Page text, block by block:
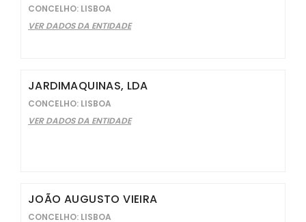
CONCELHO: LISBOA
VER DADOS DA ENTIDADE
JARDIMAQUINAS, LDA
CONCELHO: LISBOA
VER DADOS DA ENTIDADE
JOÃO AUGUSTO VIEIRA
CONCELHO: LISBOA